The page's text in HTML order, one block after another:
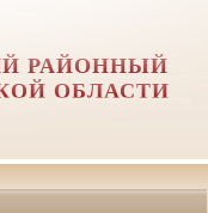
РАЙОННЫЙ
ОБЛАСТИ